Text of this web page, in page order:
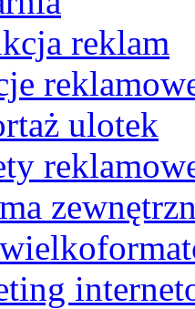
reklam
ulotek